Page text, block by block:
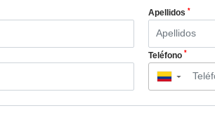
Apellidos *
Teléfono *
▼